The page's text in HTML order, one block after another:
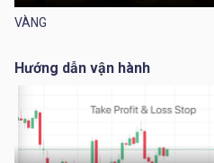
VÀNG
Hướng dẫn vận hành